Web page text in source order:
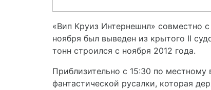
«Вип Круиз Интернешнл» совместно
ноября был выведен из крытого II
тонн строился с ноября 2012 года.
Приблизительно с 15:30 по
фантастической русалки, которая